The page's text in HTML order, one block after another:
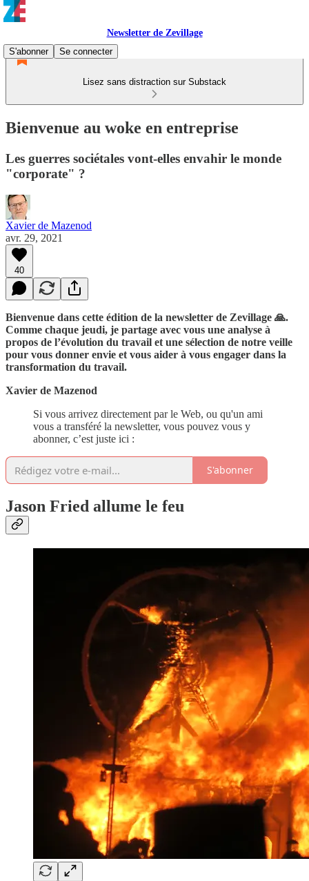
Newsletter de Zevillage
S'abonner
Se connecter
Lisez sans distraction sur Substack
Bienvenue au woke en entreprise
Les guerres sociétales vont-elles envahir le monde
"corporate" ?
Xavier de Mazenod
avr. 29, 2021
40
Bienvenue dans cette édition de la newsletter de Zevillage 🙏.
Comme chaque jeudi, je partage avec vous une analyse à
propos de l’évolution du travail et une sélection de notre veille
pour vous donner envie et vous aider à vous engager dans la
transformation du travail.
Xavier de Mazenod
Si vous arrivez directement par le Web, ou qu'un ami
vous a transféré la newsletter, vous pouvez vous y
abonner, c’est juste ici :
S'abonner
Jason Fried allume le feu